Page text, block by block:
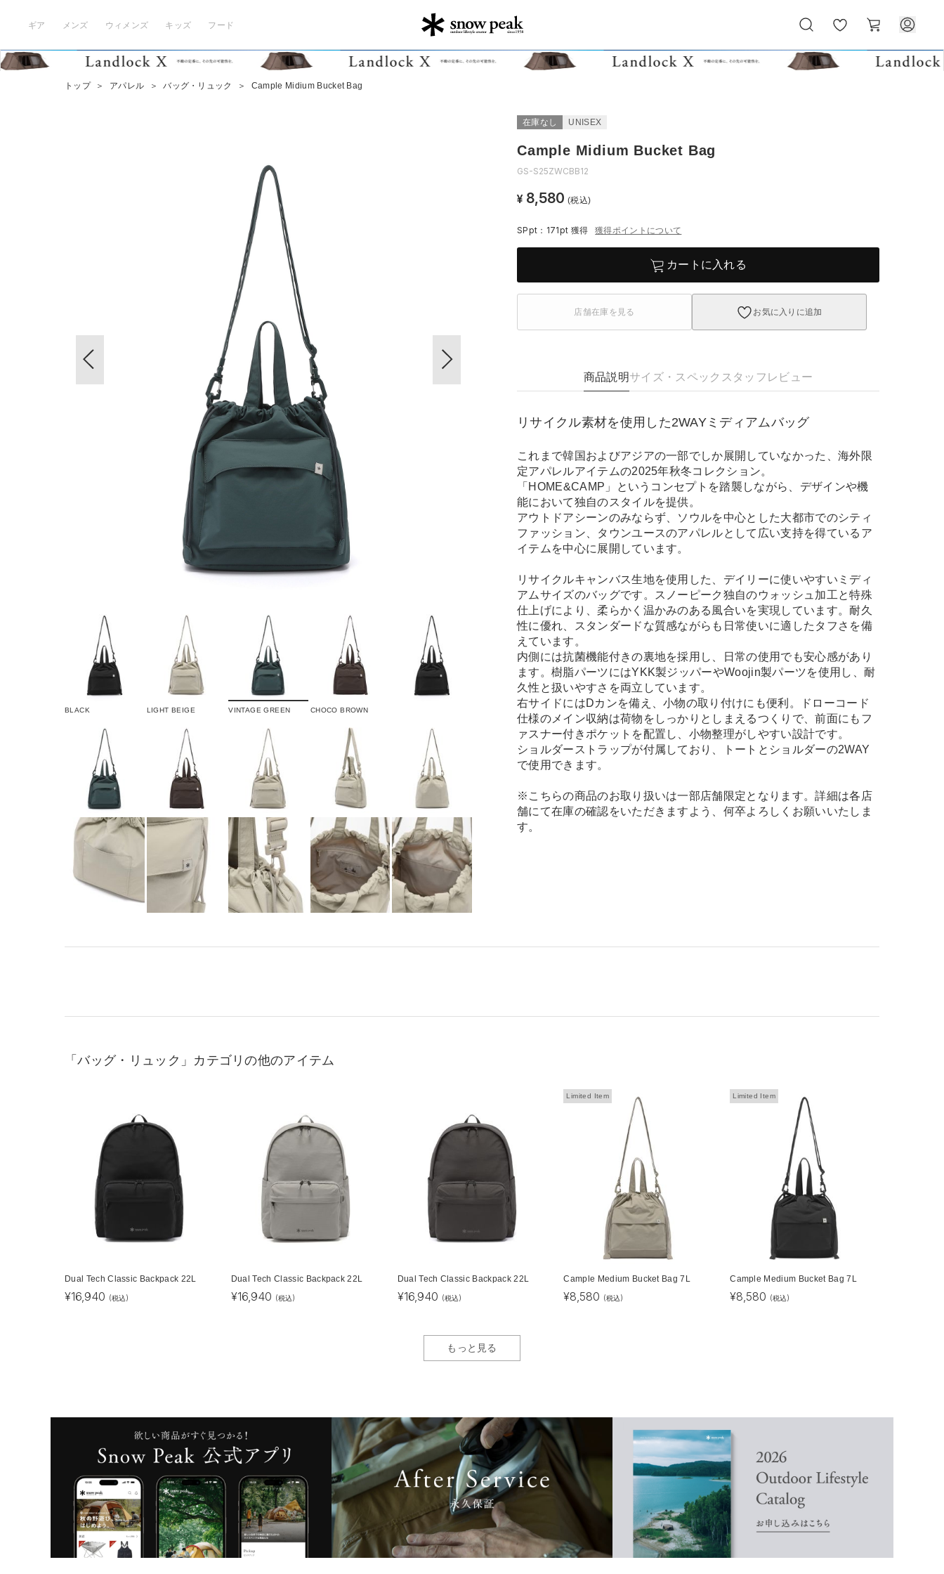
ギア メンズ ウィメンズ キッズ フード
気
に
ー
ト
トップ ＞ アパレル ＞ バッグ・リュック ＞ Cample Midium Bucket Bag
BLACK LIGHT BEIGE VINTAGE GREEN CHOCO BROWN
在庫なし UNISEX
Cample Midium Bucket Bag
GS-S25ZWCBB12
¥ 8,580 (税込)
SPpt：171pt 獲得 獲得ポイントについて
カートに入れる
店舗在庫を見る お気に入りに追加
商品説明サイズ・スペック スタッフレビュー
リサイクル素材を使用した2WAYミディアムバッグ
これまで韓国およびアジアの一部でしか展開していなかった、海外限
定アパレルアイテムの2025年秋冬コレクション。
「HOME&CAMP」というコンセプトを踏襲しながら、デザインや機
能において独自のスタイルを提供。
アウトドアシーンのみならず、ソウルを中心とした大都市でのシティ
ファッション、タウンユースのアパレルとして広い支持を得ているア
イテムを中心に展開しています。
リサイクルキャンバス生地を使用した、デイリーに使いやすいミディ
アムサイズのバッグです。スノーピーク独自のウォッシュ加工と特殊
仕上げにより、柔らかく温かみのある風合いを実現しています。耐久
性に優れ、スタンダードな質感ながらも日常使いに適したタフさを備
えています。
内側には抗菌機能付きの裏地を採用し、日常の使用でも安心感があり
ます。樹脂パーツにはYKK製ジッパーやWoojin製パーツを使用し、耐
久性と扱いやすさを両立しています。
右サイドにはDカンを備え、小物の取り付けにも便利。ドローコード
仕様のメイン収納は荷物をしっかりとしまえるつくりで、前面にもフ
ァスナー付きポケットを配置し、小物整理がしやすい設計です。
ショルダーストラップが付属しており、トートとショルダーの2WAY
で使用できます。
※こちらの商品のお取り扱いは一部店舗限定となります。詳細は各店
舗にて在庫の確認をいただきますよう、何卒よろしくお願いいたしま
す。
「バッグ・リュック」カテゴリの他のアイテム
Dual Tech Classic Backpack 22L
¥16,940 (税込)
Dual Tech Classic Backpack 22L
¥16,940 (税込)
Dual Tech Classic Backpack 22L
¥16,940 (税込)
Limited Item
Cample Medium Bucket Bag 7L
¥8,580 (税込)
Limited Item
Cample Medium Bucket Bag 7L
¥8,580 (税込)
もっと見る